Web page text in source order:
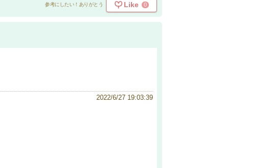
参考にしたい！ありがとう Like 0
2022/6/27 19:03:39